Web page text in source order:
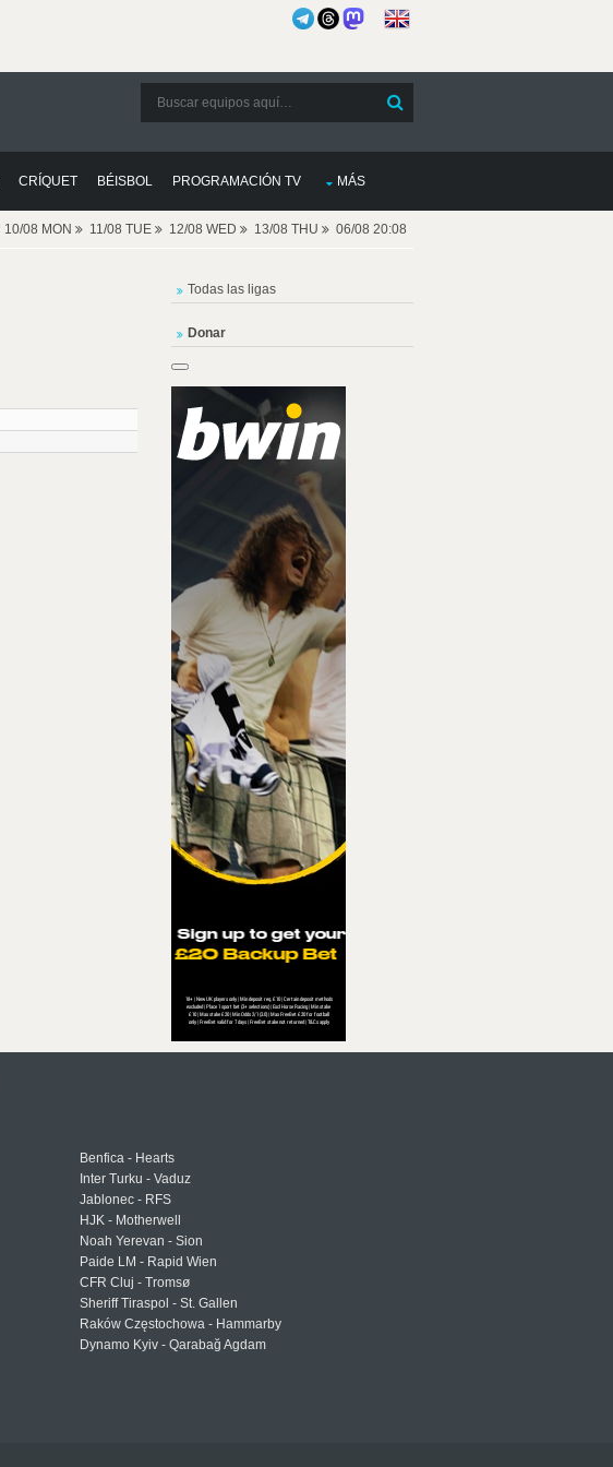
CRÍQUET BÉISBOL PROGRAMACIÓN TV MÁS
10/08 MON 11/08 TUE 12/08 WED 13/08 THU 06/08 20:08
Todas las ligas
Donar
Benfica - Hearts
Inter Turku - Vaduz
Jablonec - RFS
HJK - Motherwell
Noah Yerevan - Sion
Paide LM - Rapid Wien
CFR Cluj - Tromsø
Sheriff Tiraspol - St. Gallen
Raków Częstochowa - Hammarby
Dynamo Kyiv - Qarabağ Agdam